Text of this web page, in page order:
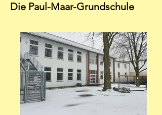
Die Paul-Maar-Grundschule